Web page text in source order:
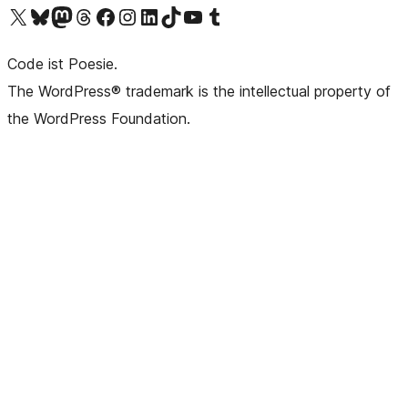
Unser X-Konto (früher Twitter) besuchen
Unser Bluesky-Konto besuchen
Unser Mastodon-Konto besuchen
Unser Threads-Konto besuchen
Unsere Facebook-Seite besuchen
Unser Instagram-Konto besuchen
Unser LinkedIn-Konto besuchen
Unser TikTok-Konto besuchen
Unseren YouTube-Kanal besuchen
Unser Tumblr-Konto besuchen
Code ist Poesie.
The WordPress® trademark is the intellectual property of
the WordPress Foundation.